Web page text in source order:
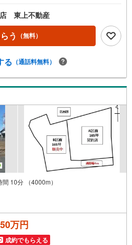
店 東上不動産
う （無料）
る （通話料無料）
10分 （4000m）
万円
成約でもらえる